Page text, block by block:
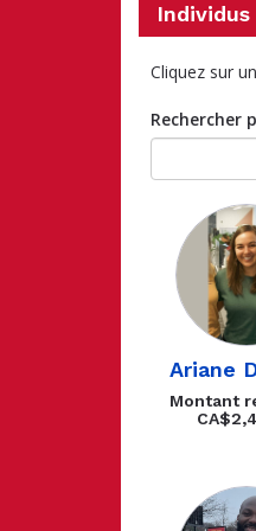
Individus
Cliquez sur
Rechercher
Ariane
Montant